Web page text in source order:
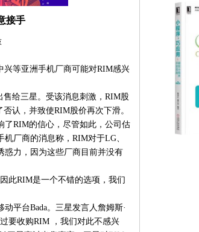
接手
兴等亚洲手机厂商可能对RIM感兴
给三星。受该消息刺激，RIM股
认，并致使RIM股价再次下滑。
了RIM的信心，尽管如此，公司估
厂商的消息称，RIM对于LG、
惑力，因为这些厂商目前并没有
此RIM是一个不错的选项，我们
平台Bada。三星发言人詹姆斯·
要收购RIM ，我们对此不感兴